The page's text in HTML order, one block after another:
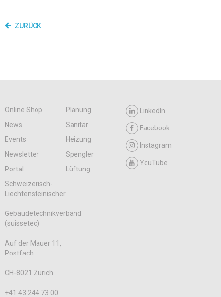
ZURÜCK
Online Shop
Planung
News
Sanitär
Events
Heizung
Newsletter
Spengler
Portal
Lüftung
LinkedIn
Facebook
Instagram
YouTube
Schweizerisch-
Liechtensteinischer
Gebäudetechnikverband
(suissetec)
Auf der Mauer 11,
Postfach
CH-8021 Zürich
+41 43 244 73 00